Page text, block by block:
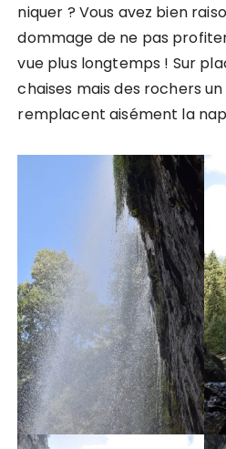
niquer ? Vous avez bien
dommage de ne pas
vue plus longtemps ! Sur
chaises mais des rochers
remplacent aisément la